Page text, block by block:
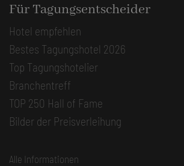
Für Tagungsentscheider
Hotel empfehlen
Bestes Tagungshotel 2026
Top Tagungshotelier
Branchentreff
TOP 250 Hall of Fame
Bilder der Preisverleihung
Alle Informationen